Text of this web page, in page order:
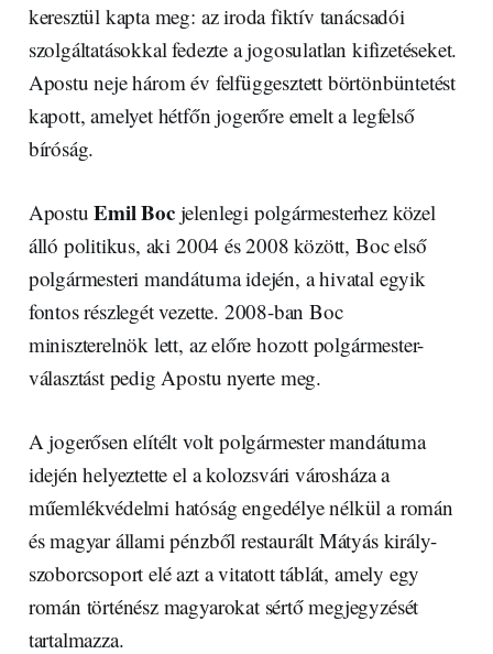
keresztül kapta meg: az iroda fiktív tanácsadói
szolgáltatásokkal fedezte a jogosulatlan kifizetéseket.
Apostu neje három év felfüggesztett börtönbüntetést
kapott, amelyet hétfőn jogerőre emelt a legfelső
bíróság.
ApostuEmil Bocjelenlegi polgármesterhez közel
álló politikus, aki 2004 és 2008 között, Boc első
polgármesteri mandátuma idején, a hivatal egyik
fontos részlegét vezette. 2008-ban Boc
miniszterelnök lett, az előre hozott polgármester-
választást pedig Apostu nyerte meg.
A jogerősen elítélt volt polgármester mandátuma
idején helyeztette el a kolozsvári városháza a
műemlékvédelmi hatóság engedélye nélkül a román
és magyar állami pénzből restaurált Mátyás király-
szoborcsoport elé azt a vitatott táblát, amely egy
román történész magyarokat sértő megjegyzését
tartalmazza.